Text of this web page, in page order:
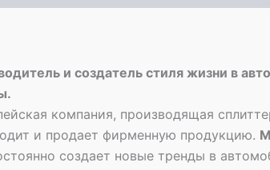
и создатель стиля жизни в
компания, производящая
и продает фирменную продукцию.
создает новые тренды в